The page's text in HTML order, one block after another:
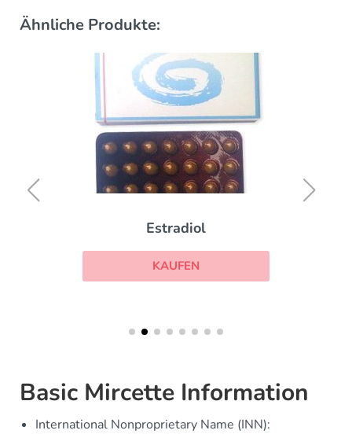
Ähnliche Produkte:
Estradiol
KAUFEN
Basic Mircette Information
International Nonproprietary Name (INN):